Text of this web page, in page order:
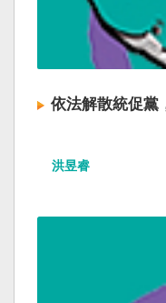
依法解散統促黨
洪昱睿